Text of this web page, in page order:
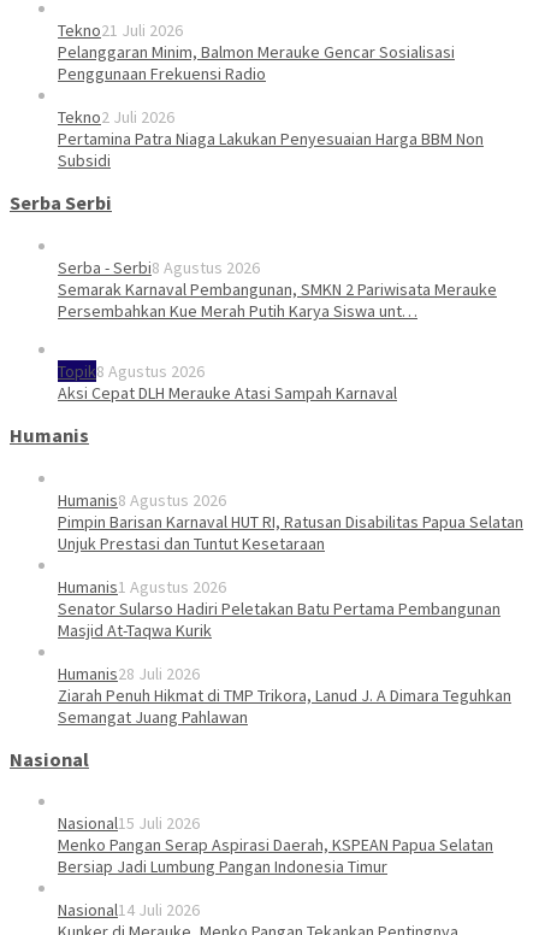
Tekno21 Juli 2026
Pelanggaran Minim, Balmon Merauke Gencar Sosialisasi
Penggunaan Frekuensi Radio
Tekno2 Juli 2026
Pertamina Patra Niaga Lakukan Penyesuaian Harga BBM Non
Subsidi
Serba Serbi
Serba - Serbi8 Agustus 2026
Semarak Karnaval Pembangunan, SMKN 2 Pariwisata Merauke
Persembahkan Kue Merah Putih Karya Siswa unt…
Topik8 Agustus 2026
Aksi Cepat DLH Merauke Atasi Sampah Karnaval
Humanis
Humanis8 Agustus 2026
Pimpin Barisan Karnaval HUT RI, Ratusan Disabilitas Papua Selatan
Unjuk Prestasi dan Tuntut Kesetaraan
Humanis1 Agustus 2026
Senator Sularso Hadiri Peletakan Batu Pertama Pembangunan
Masjid At-Taqwa Kurik
Humanis28 Juli 2026
Ziarah Penuh Hikmat di TMP Trikora, Lanud J. A Dimara Teguhkan
Semangat Juang Pahlawan
Nasional
Nasional15 Juli 2026
Menko Pangan Serap Aspirasi Daerah, KSPEAN Papua Selatan
Bersiap Jadi Lumbung Pangan Indonesia Timur
Nasional14 Juli 2026